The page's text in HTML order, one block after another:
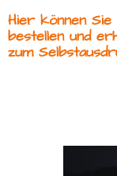
Hier können Sie
bestellen und
zum